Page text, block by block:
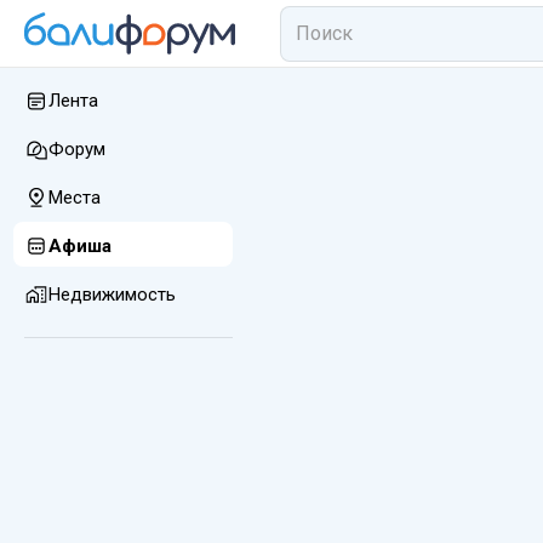
Лента
Форум
Места
Афиша
Недвижимость